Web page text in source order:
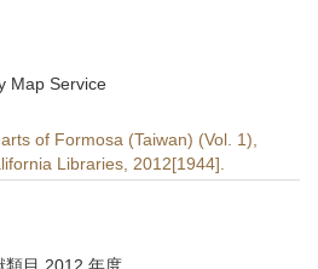
Map Service
of Formosa (Taiwan) (Vol. 1),
Libraries, 2012[1944].